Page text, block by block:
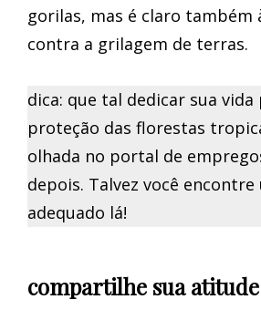
gorilas, mas é claro também
contra a grilagem de terras.
dica: que tal dedicar sua
proteção das florestas
olhada no portal de
depois. Talvez você
adequado lá!
compartilhe sua atitude